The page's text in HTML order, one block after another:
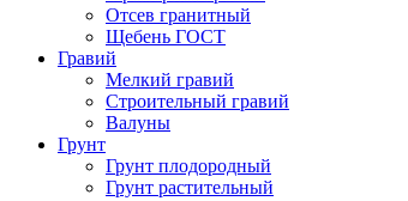
Отсев гранитный
Щебень ГОСТ
Гравий
Мелкий гравий
Строительный гравий
Валуны
Грунт
Грунт плодородный
Грунт растительный